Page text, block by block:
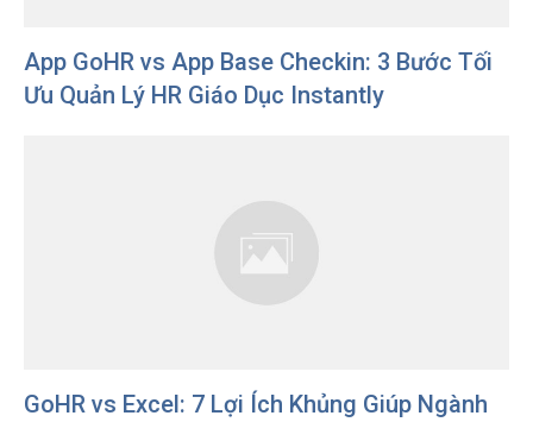
App GoHR vs App Base Checkin: 3 Bước Tối
Ưu Quản Lý HR Giáo Dục Instantly
GoHR vs Excel: 7 Lợi Ích Khủng Giúp Ngành